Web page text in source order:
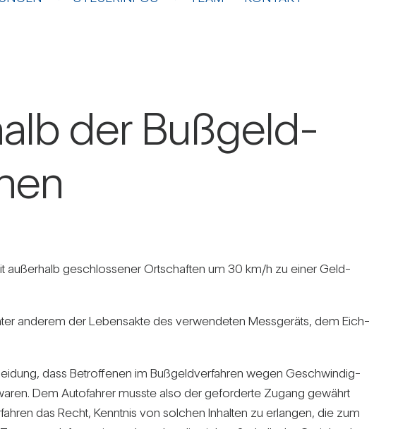
der Buß­geld­
außer­halb geschlos­sener Ort­schaften um 30 km/​h zu einer Geld­
anderem der Lebens­akte des ver­wen­deten Mess­ge­räts, dem Eich­
dass Betrof­fenen im Buß­geld­ver­fahren wegen Geschwin­dig­
Dem Auto­fahrer musste also der gefor­derte Zugang gewährt
das Recht, Kenntnis von sol­chen Inhalten zu erlangen, die zum